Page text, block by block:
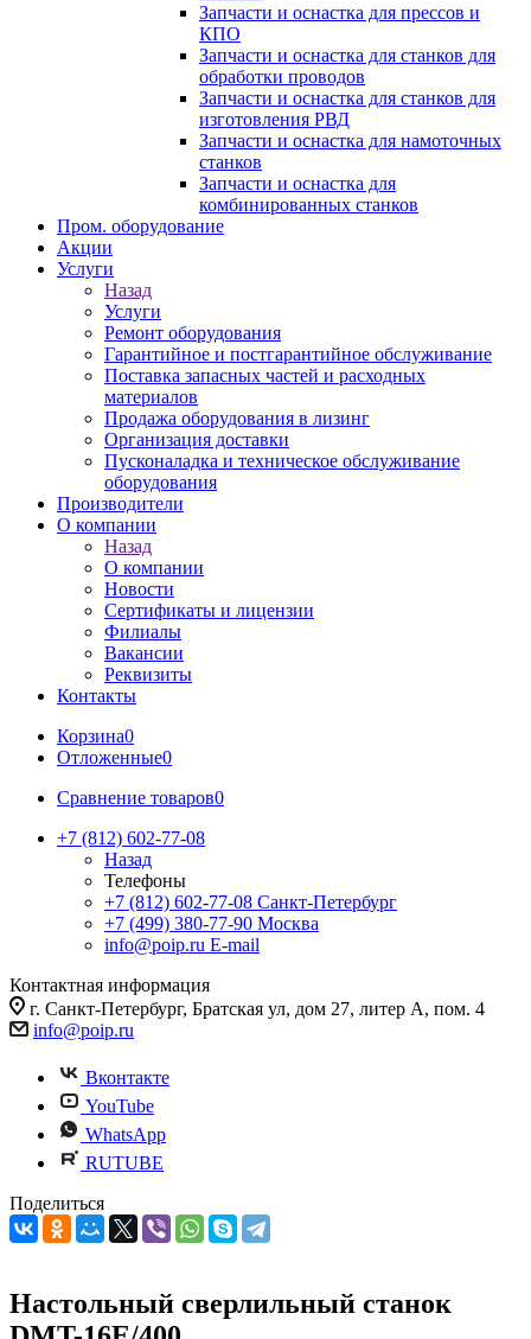
Запчасти и оснастка для прессов и
КПО
Запчасти и оснастка для станков для
обработки проводов
Запчасти и оснастка для станков для
изготовления РВД
Запчасти и оснастка для намоточных
станков
Запчасти и оснастка для
комбинированных станков
Пром. оборудование
Акции
Услуги
Назад
Услуги
Ремонт оборудования
Гарантийное и постгарантийное обслуживание
Поставка запасных частей и расходных
материалов
Продажа оборудования в лизинг
Организация доставки
Пусконаладка и техническое обслуживание
оборудования
Производители
О компании
Назад
О компании
Новости
Сертификаты и лицензии
Филиалы
Вакансии
Реквизиты
Контакты
Корзина0
Отложенные0
Сравнение товаров0
+7 (812) 602-77-08
Назад
Телефоны
+7 (812) 602-77-08 Санкт-Петербург
+7 (499) 380-77-90 Москва
info@poip.ru E-mail
Контактная информация
г. Санкт-Петербург, Братская ул, дом 27, литер А, пом. 4
info@poip.ru
Вконтакте
YouTube
WhatsApp
RUTUBE
Поделиться
Настольный сверлильный станок